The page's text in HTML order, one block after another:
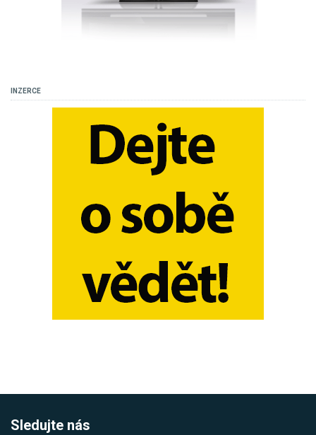
INZERCE
Sledujte nás